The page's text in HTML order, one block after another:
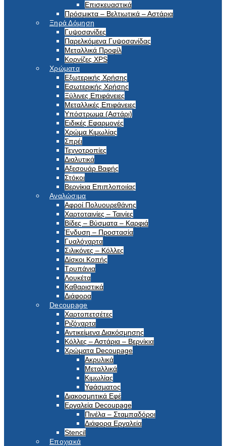
Επισκευαστικά
Πρόσμικτα – Βελτιωτικά – Αστάρια
Ξηρά Δόμηση
Γυψοσανίδες
Παρελκόμενα Γυψοσανίδας
Μεταλλικά Προφίλ
Κορνίζες XPS
Χρώματα
Εξωτερικής Χρήσης
Εσωτερικής Χρήσης
Ξύλινες Επιφάνειες
Μεταλλικές Επιφάνειες
Υπόστρωμα (Αστάρι)
Ειδικές Εφαρμογές
Χρώμα Κιμωλίας
Σπρέι
Τεχνοτροπίες
Διαλυτικά
Αξεσουάρ Βαφής
Στόκοι
Βερνίκια Επιπλοποιίας
Αναλώσιμα
Αφροί Πολυουρεθάνης
Χαρτοταινίες – Ταινίες
Βίδες – Βύσματα – Καρφιά
Ένδυση – Προστασία
Γυαλόχαρτα
Σιλικόνες – Κόλλες
Δίσκοι Κοπής
Τρυπάνια
Λουκέτα
Καθαριστικά
Διάφορα
Decoupage
Χαρτοπετσέτες
Ριζόχαρτα
Αντικείμενα Διακόσμησης
Κόλλες – Αστάρια – Βερνίκια
Χρώματα Decoupage
Ακρυλικά
Μεταλλικά
Κιμωλίας
Υφάσματος
Διακοσμητικά Εφέ
Εργαλεία Decoupage
Πινέλα – Σταμπαδόροι
Διάφορα Εργαλεία
Stencil
Εποχιακά